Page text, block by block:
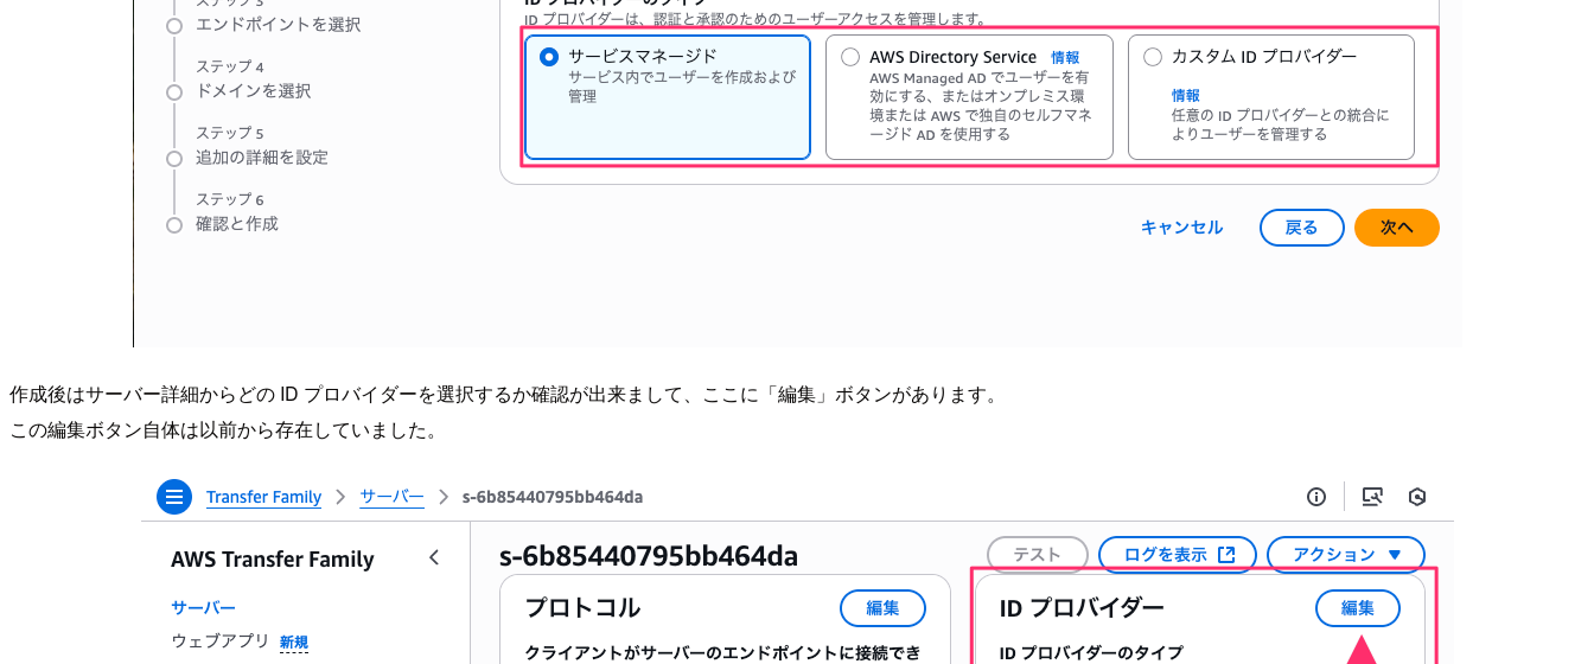
作成後はサーバー詳細からどの ID プロバイダーを選択するか確認が出来まして、ここに「編集」ボタンがあります。
この編集ボタン自体は以前から存在していました。